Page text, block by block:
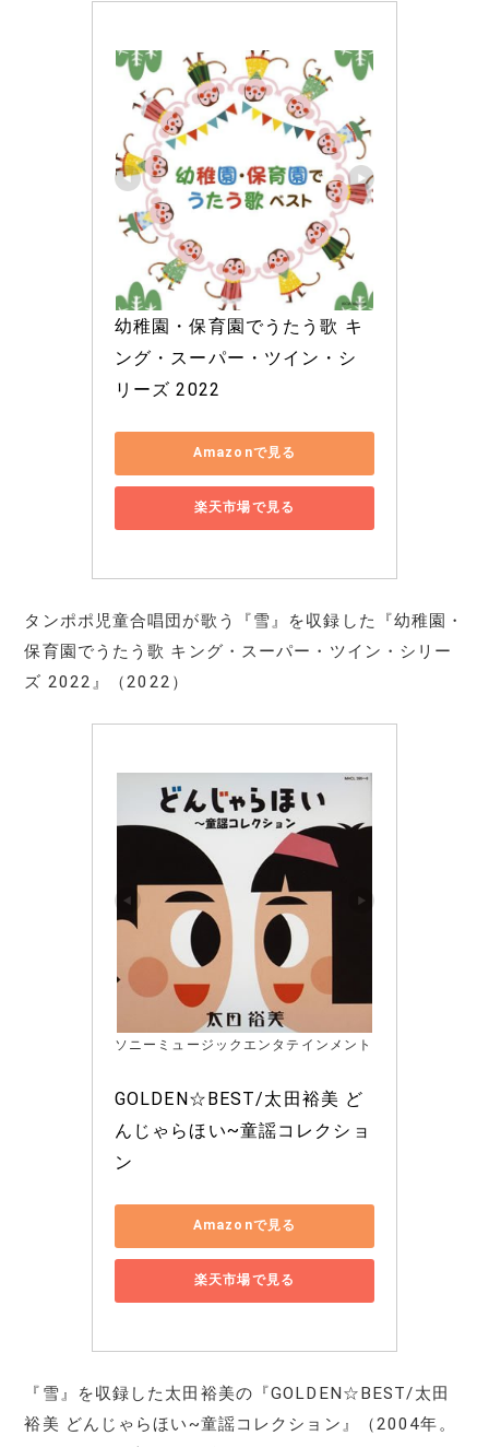
幼稚園・保育園でうたう歌 キ
ング・スーパー・ツイン・シ
リーズ 2022
Amazonで見る
楽天市場で見る
タンポポ児童合唱団が歌う『雪』を収録した『幼稚園・
保育園でうたう歌 キング・スーパー・ツイン・シリー
ズ 2022』（2022）
ソニーミュージックエンタテインメント
GOLDEN☆BEST/太田裕美 ど
んじゃらほい~童謡コレクショ
ン
Amazonで見る
楽天市場で見る
『雪』を収録した太田裕美の『GOLDEN☆BEST/太田
裕美 どんじゃらほい~童謡コレクション』（2004年。